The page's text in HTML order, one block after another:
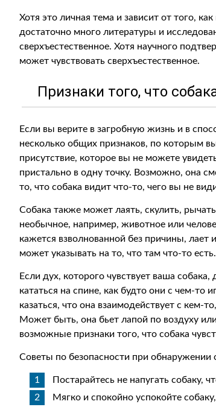
Хотя это личная тема и зависит от того,
достаточно много литературы и
сверхъестественное. Хотя научного
может чувствовать сверхъестественное.
Признаки того, что
Если вы верите в загробную жизнь и в
несколько общих признаков, по которым
присутствие, которое вы не можете
пристально в одну точку. Возможно, она
то, что собака видит что-то, чего вы не
Собака также может лаять, скулить,
необычное, например, животное или
кажется взволнованной без причины, лает
может указывать на то, что там что-то есть.
Если дух, которого чувствует ваша
кататься на спине, как будто они с чем-то
казаться, что она взаимодействует с кем-
Может быть, она бьет лапой по воздуху
возможные признаки того, что собака
Советы по безопасности при обнаружении
Постарайтесь не напугать собаку,
Мягко и спокойно успокойте